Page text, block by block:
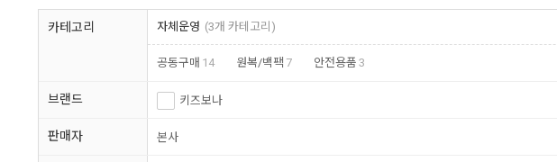
카테고리 자체운영 (3개 카테고리)
공동구매 14 원복/백팩 7 안전용품 3
브랜드 키즈보나
판매자 본사